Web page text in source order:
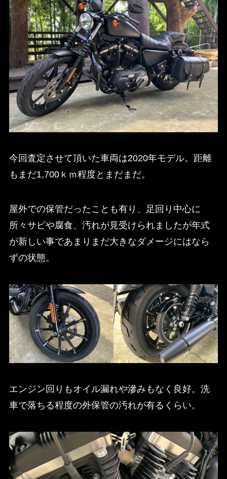
今回査定させて頂いた車両は2020年モデル。距離
もまだ1,700ｋｍ程度とまだまだ。
屋外での保管だったことも有り、足回り中心に
所々サビや腐食、汚れが見受けられましたが年式
が新しい事であまりまだ大きなダメージにはなら
ずの状態。
エンジン回りもオイル漏れや滲みもなく良好。洗
車で落ちる程度の外保管の汚れが有るくらい。